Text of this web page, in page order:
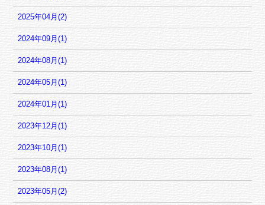
2025年04月(2)
2024年09月(1)
2024年08月(1)
2024年05月(1)
2024年01月(1)
2023年12月(1)
2023年10月(1)
2023年08月(1)
2023年05月(2)